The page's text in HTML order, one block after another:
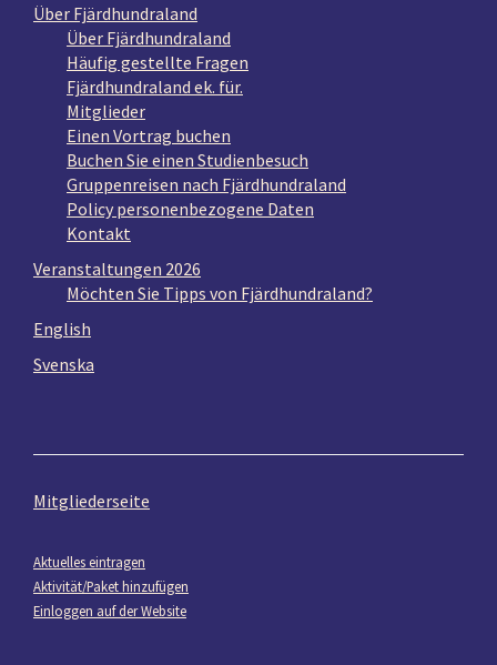
Über Fjärdhundraland
Über Fjärdhundraland
Häufig gestellte Fragen
Fjärdhundraland ek. für.
Mitglieder
Einen Vortrag buchen
Buchen Sie einen Studienbesuch
Gruppenreisen nach Fjärdhundraland
Policy personenbezogene Daten
Kontakt
Veranstaltungen 2026
Möchten Sie Tipps von Fjärdhundraland?
English
Svenska
Mitgliederseite
Aktuelles eintragen
Aktivität/Paket hinzufügen
Einloggen auf der Website